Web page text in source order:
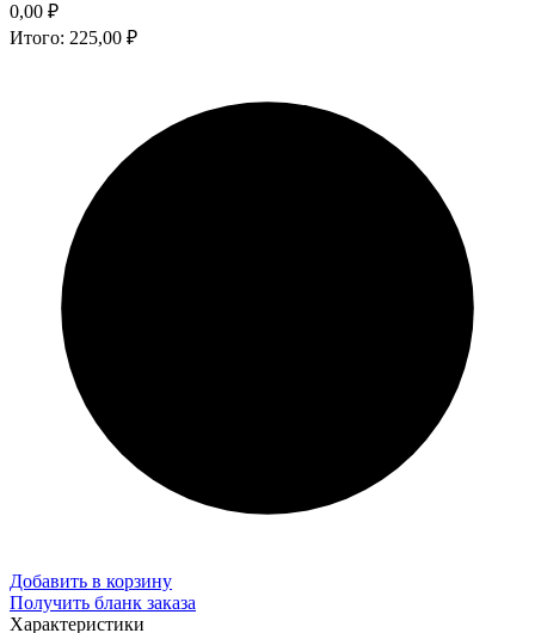
0,00 ₽
Итого: 225,00 ₽
Добавить в корзину
Получить бланк заказа
Характеристики